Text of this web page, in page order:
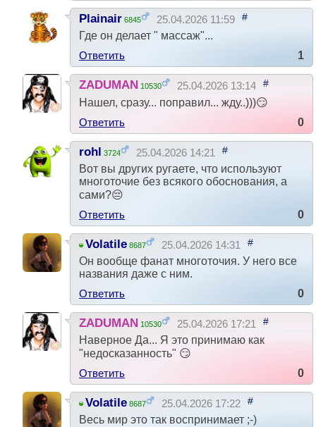
Plainair 6845 25.04.2026 11:59 #
Где он делает " массаж"...
Ответить
1
ZADUMAN 10530 25.04.2026 13:14 #
Нашел, сразу... поправил... жду..)))😏
Ответить
0
rohl 3724 25.04.2026 14:21 #
Вот вы других ругаете, что используют
многоточие без всякого обоснования, а
сами?😔
Ответить
0
Volatile 8687 25.04.2026 14:31 #
Он вообще фанат многоточия. У него все
названия даже с ним.
Ответить
0
ZADUMAN 10530 25.04.2026 17:21 #
Наверное Да... Я это принимаю как
"недосказанность" 😏
Ответить
0
Volatile 8687 25.04.2026 17:22 #
Весь мир это так воспринимает ;-)